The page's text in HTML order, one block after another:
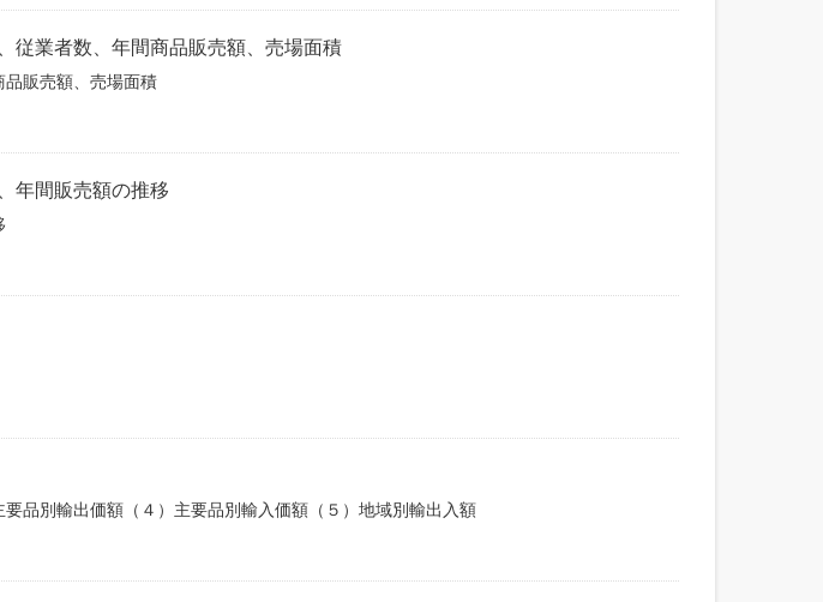
従業者数、年間商品販売額、売場面積
販売額、売場面積
年間販売額の推移
要品別輸出価額（４）主要品別輸入価額（５）地域別輸出入額